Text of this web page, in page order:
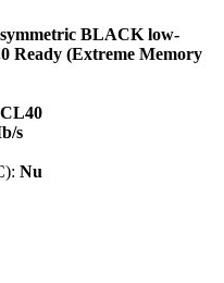
BLACK low-
Ready (Extreme Memory
CL40
s
Nu